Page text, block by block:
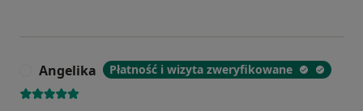
Angelika Płatność i wizyta zweryfikowane